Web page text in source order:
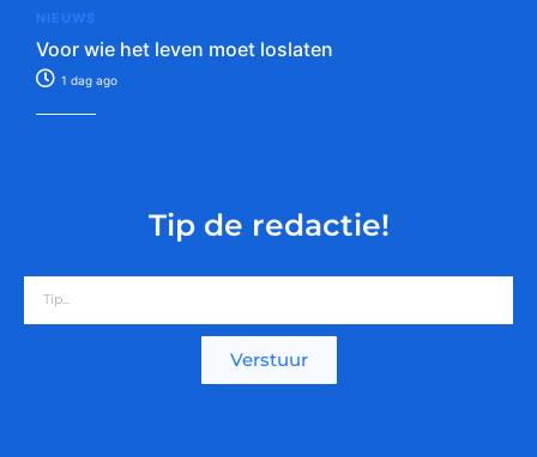
NIEUWS
Voor wie het leven moet loslaten
1 dag ago
Tip de redactie!
Verstuur